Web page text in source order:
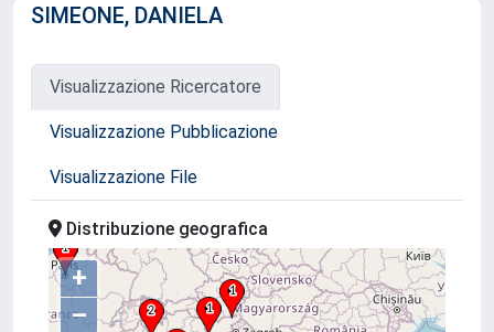
SIMEONE, DANIELA
Visualizzazione Ricercatore
Visualizzazione Pubblicazione
Visualizzazione File
Distribuzione geografica
+
–